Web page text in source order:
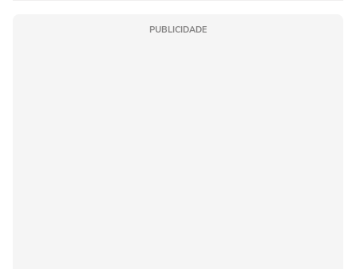
PUBLICIDADE